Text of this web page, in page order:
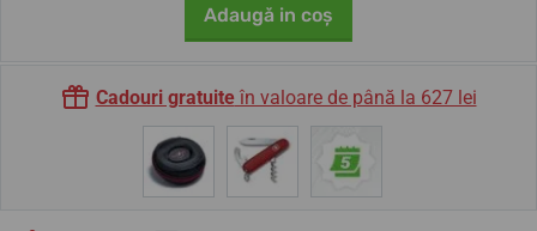
Adaugă in coş
Cadouri gratuiteîn valoare de până la 627 lei